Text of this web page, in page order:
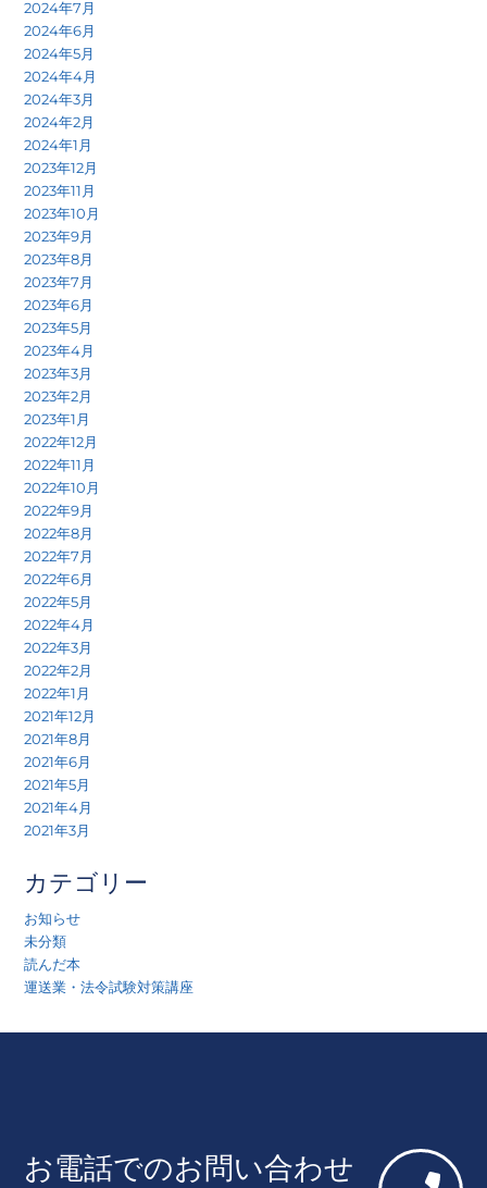
2024年7月
2024年6月
2024年5月
2024年4月
2024年3月
2024年2月
2024年1月
2023年12月
2023年11月
2023年10月
2023年9月
2023年8月
2023年7月
2023年6月
2023年5月
2023年4月
2023年3月
2023年2月
2023年1月
2022年12月
2022年11月
2022年10月
2022年9月
2022年8月
2022年7月
2022年6月
2022年5月
2022年4月
2022年3月
2022年2月
2022年1月
2021年12月
2021年8月
2021年6月
2021年5月
2021年4月
2021年3月
カテゴリー
お知らせ
未分類
読んだ本
運送業・法令試験対策講座
お電話でのお問い合わせ